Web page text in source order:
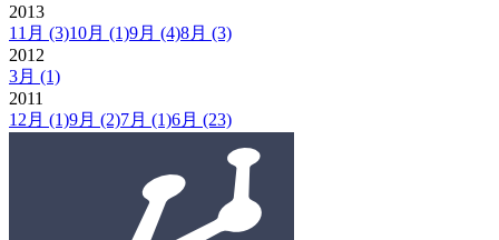
2013
11月 (3)10月 (1)9月 (4)8月 (3)
2012
3月 (1)
2011
12月 (1)9月 (2)7月 (1)6月 (23)